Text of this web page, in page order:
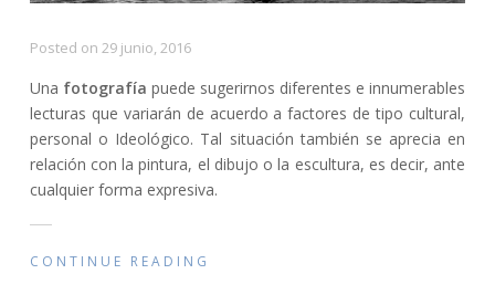
Posted on 29 junio, 2016
Una fotografía puede sugerirnos diferentes e innumerables
lecturas que variarán de acuerdo a factores de tipo cultural,
personal o Ideológico. Tal situación también se aprecia en
relación con la pintura, el dibujo o la escultura, es decir, ante
cualquier forma expresiva.
CONTINUE READING